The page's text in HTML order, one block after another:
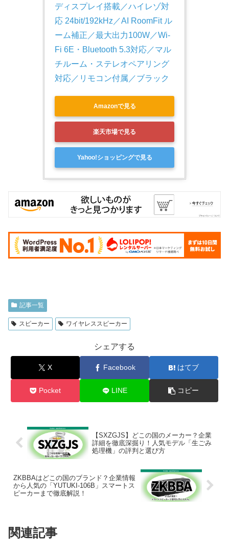
ディスプレイ搭載／ハイレゾ対
応 24bit/192kHz／AI RoomFit ル
ーム補正／最大出力100W／Wi-
Fi 6E・Bluetooth 5.3対応／マル
チルーム・ステレオペアリング
対応／リモコン付属／ブラック
Amazonで見る
楽天市場で見る
Yahoo!ショッピングで見る
記事一覧
スピーカー ワイヤレススピーカー
シェアする
X Facebook はてブ
Pocket LINE コピー
【SXZGJS】どこの国のメーカー？企業
詳細を徹底深掘り！人気モデル「生ごみ
処理機」の評判と選び方
ZKBBAはどこの国のブランド？企業情報
から人気の「YUTUKI-106B」スマートス
ピーカーまで徹底解説！
関連記事